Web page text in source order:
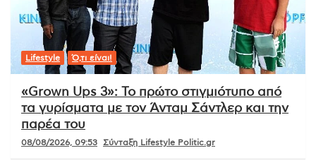
Lifestyle Ό,τι είναι!
«Grown Ups 3»: Το πρώτο στιγμιότυπο από
τα γυρίσματα με τον Άνταμ Σάντλερ και την
παρέα του
08/08/2026, 09:53 Σύνταξη Lifestyle Politic.gr